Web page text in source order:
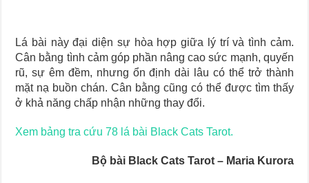
Lá bài này đại diện sự hòa hợp giữa lý trí và tình cảm.
Cân bằng tình cảm góp phần nâng cao sức mạnh, quyến
rũ, sự êm đềm, nhưng ổn định dài lâu có thể trở thành
mặt nạ buồn chán. Cân bằng cũng có thể được tìm thấy
ở khả năng chấp nhận những thay đổi.
Xem bảng tra cứu 78 lá bài Black Cats Tarot.
Bộ bài Black Cats Tarot – Maria Kurora